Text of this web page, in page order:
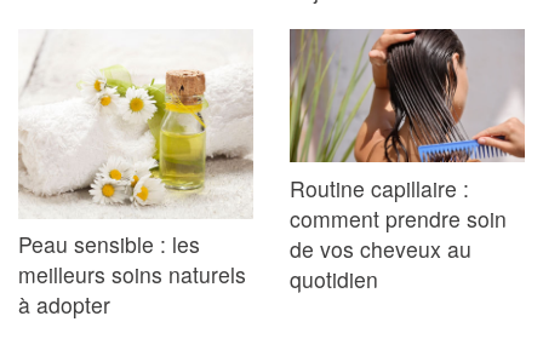
Peau sensible : les
meilleurs soins naturels
à adopter
Routine capillaire :
comment prendre soin
de vos cheveux au
quotidien